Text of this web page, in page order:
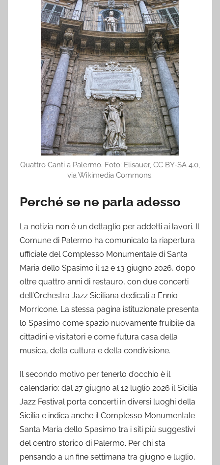
Quattro Canti a Palermo. Foto: Elisauer, CC BY-SA 4.0,
via Wikimedia Commons.
Perché se ne parla adesso
La notizia non è un dettaglio per addetti ai lavori. Il
Comune di Palermo ha comunicato la riapertura
ufficiale del Complesso Monumentale di Santa
Maria dello Spasimo il 12 e 13 giugno 2026, dopo
oltre quattro anni di restauro, con due concerti
dell’Orchestra Jazz Siciliana dedicati a Ennio
Morricone. La stessa pagina istituzionale presenta
lo Spasimo come spazio nuovamente fruibile da
cittadini e visitatori e come futura casa della
musica, della cultura e della condivisione.
Il secondo motivo per tenerlo d’occhio è il
calendario: dal 27 giugno al 12 luglio 2026 il Sicilia
Jazz Festival porta concerti in diversi luoghi della
Sicilia e indica anche il Complesso Monumentale
Santa Maria dello Spasimo tra i siti più suggestivi
del centro storico di Palermo. Per chi sta
pensando a un fine settimana tra giugno e luglio,